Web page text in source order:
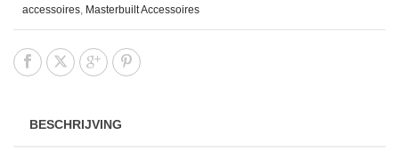
accessoires Masterbuilt Accessoires
BESCHRIJVING